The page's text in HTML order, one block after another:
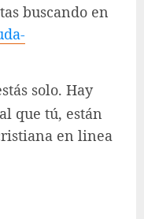
buscando en
solo. Hay
que tú, están
en linea